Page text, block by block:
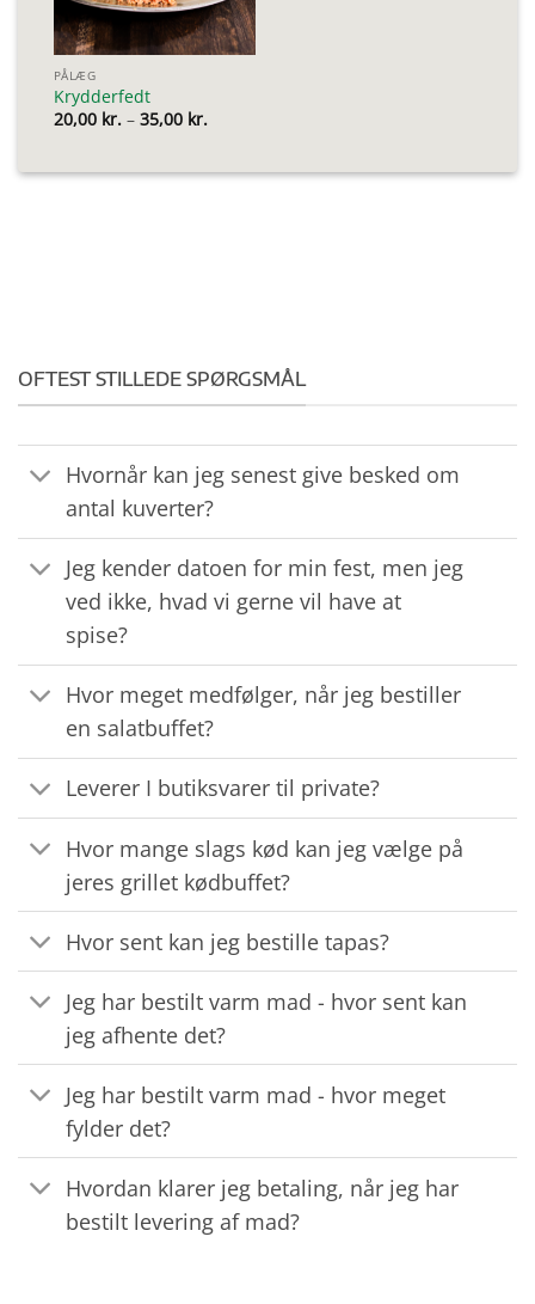
PÅLÆG
Krydderfedt
20,00 kr. – 35,00 kr.Prisinterval:
20,00 kr.
OFTEST STILLEDE SPØRGSMÅL
Hvornår kan jeg senest give besked om
antal kuverter?
Jeg kender datoen for min fest, men jeg
ved ikke, hvad vi gerne vil have at
spise?
Hvor meget medfølger, når jeg bestiller
en salatbuffet?
Leverer I butiksvarer til private?
Hvor mange slags kød kan jeg vælge på
jeres grillet kødbuffet?
Hvor sent kan jeg bestille tapas?
Jeg har bestilt varm mad - hvor sent kan
jeg afhente det?
Jeg har bestilt varm mad - hvor meget
fylder det?
Hvordan klarer jeg betaling, når jeg har
bestilt levering af mad?